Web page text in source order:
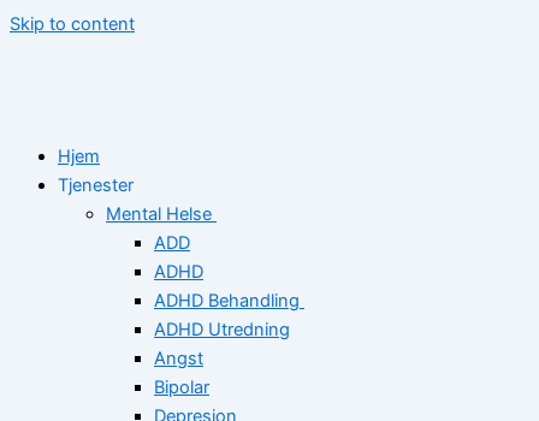
Skip to content
Hjem
Tjenester
Mental Helse
ADD
ADHD
ADHD Behandling
ADHD Utredning
Angst
Bipolar
Depresjon